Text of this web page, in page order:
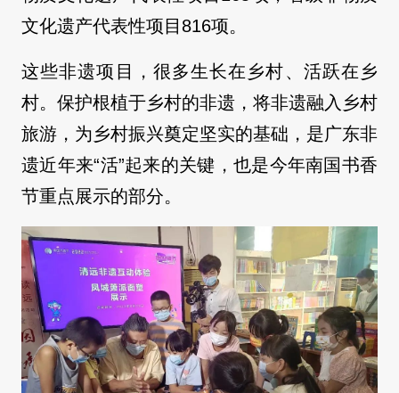
文化遗产代表性项目816项。
这些非遗项目，很多生长在乡村、活跃在乡
村。保护根植于乡村的非遗，将非遗融入乡村
旅游，为乡村振兴奠定坚实的基础，是广东非
遗近年来“活”起来的关键，也是今年南国书香
节重点展示的部分。